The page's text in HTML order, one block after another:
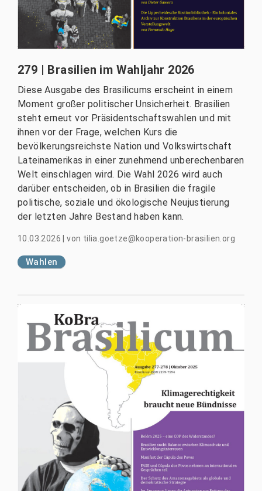
279 | Brasilien im Wahljahr 2026
Diese Ausgabe des Brasilicums erscheint in einem
Moment großer politischer Unsicherheit. Brasilien
steht erneut vor Präsidentschaftswahlen und mit
ihnen vor der Frage, welchen Kurs die
bevölkerungsreichste Nation und Volkswirtschaft
Lateinamerikas in einer zunehmend unberechenbaren
Welt einschlagen wird. Die Wahl 2026 wird auch
darüber entscheiden, ob in Brasilien die fragile
politische, soziale und ökologische Neujustierung
der letzten Jahre Bestand haben kann.
10.03.2026 |von tilia.goetze@kooperation-brasilien.org
Wahlen